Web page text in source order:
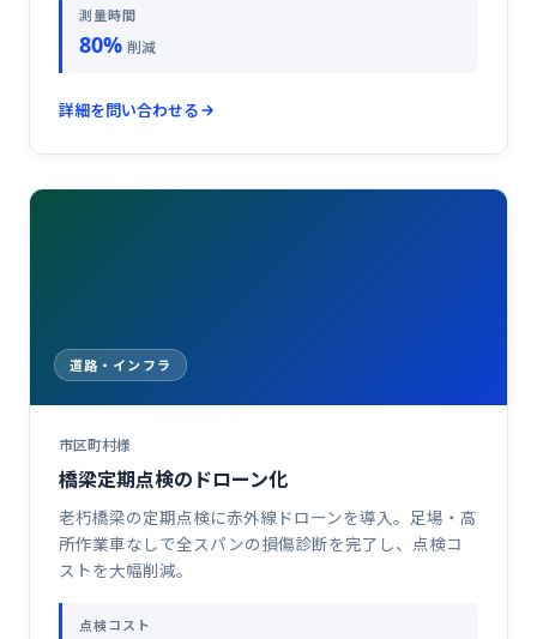
測量時間
80% 削減
詳細を問い合わせる
道路・インフラ
市区町村様
橋梁定期点検のドローン化
老朽橋梁の定期点検に赤外線ドローンを導入。足場・高
所作業車なしで全スパンの損傷診断を完了し、点検コ
ストを大幅削減。
点検コスト